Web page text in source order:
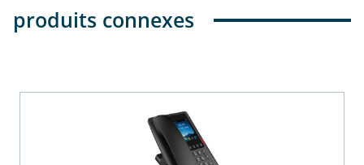
produits connexes